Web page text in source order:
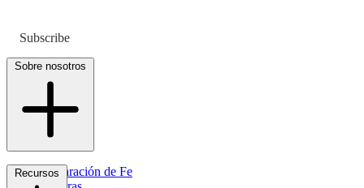
Subscribe
Sobre nosotros
Declaración de Fe
Recursos